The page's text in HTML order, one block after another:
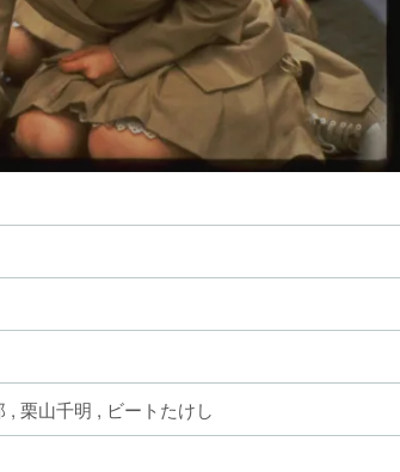
, 栗山千明 , ビートたけし